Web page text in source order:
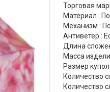
Торговая
Материал :
Механизм :
Антиветер :
Длина
Масса
Размер
Количество
Количество